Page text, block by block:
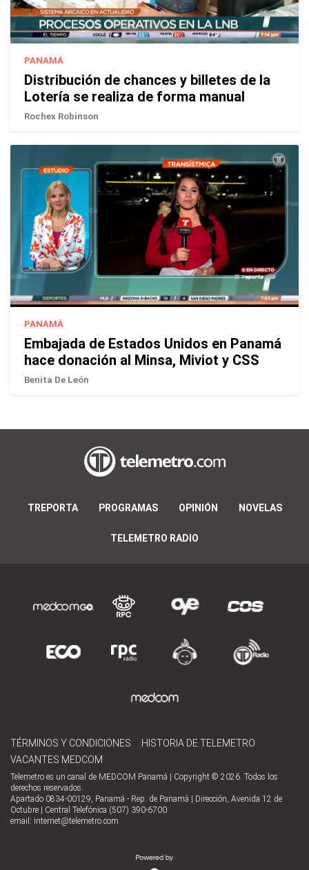
PANAMÁ
Distribución de chances y billetes de la
Lotería se realiza de forma manual
Rochex Robinson
PANAMÁ
Embajada de Estados Unidos en Panamá
hace donación al Minsa, Miviot y CSS
Benita De León
TREPORTA PROGRAMAS OPINIÓN NOVELAS
TELEMETRO RADIO
TÉRMINOS Y CONDICIONES
HISTORIA DE TELEMETRO
VACANTES MEDCOM
Telemetro es un canal de MEDCOM Panamá | Copyright © 2026. Todos los
derechos reservados.
Apartado 0834-00129, Panamá - Rep. de Panamá | Dirección, Avenida 12 de
Octubre | Central Telefónica (507) 390-6700
email: internet@telemetro.com